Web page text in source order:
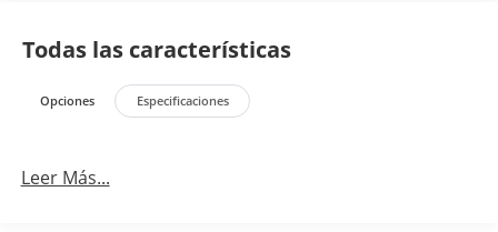
Todas las características
Opciones Especificaciones
Leer Más...